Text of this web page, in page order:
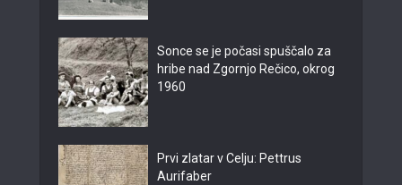
Sonce se je počasi spuščalo za
hribe nad Zgornjo Rečico, okrog
1960
Prvi zlatar v Celju: Pettrus
Aurifaber